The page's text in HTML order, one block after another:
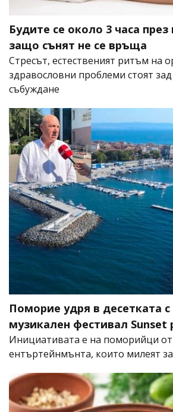
Будите се около 3 часа
защо сънят не се връща
Стресът, естественият ритъм на
здравословни проблеми стоят
събуждане
Поморие удря в десетката с
музикален фестивал Sunset
Инициативата е на поморийци от
ентъртейнмънта, които милеят